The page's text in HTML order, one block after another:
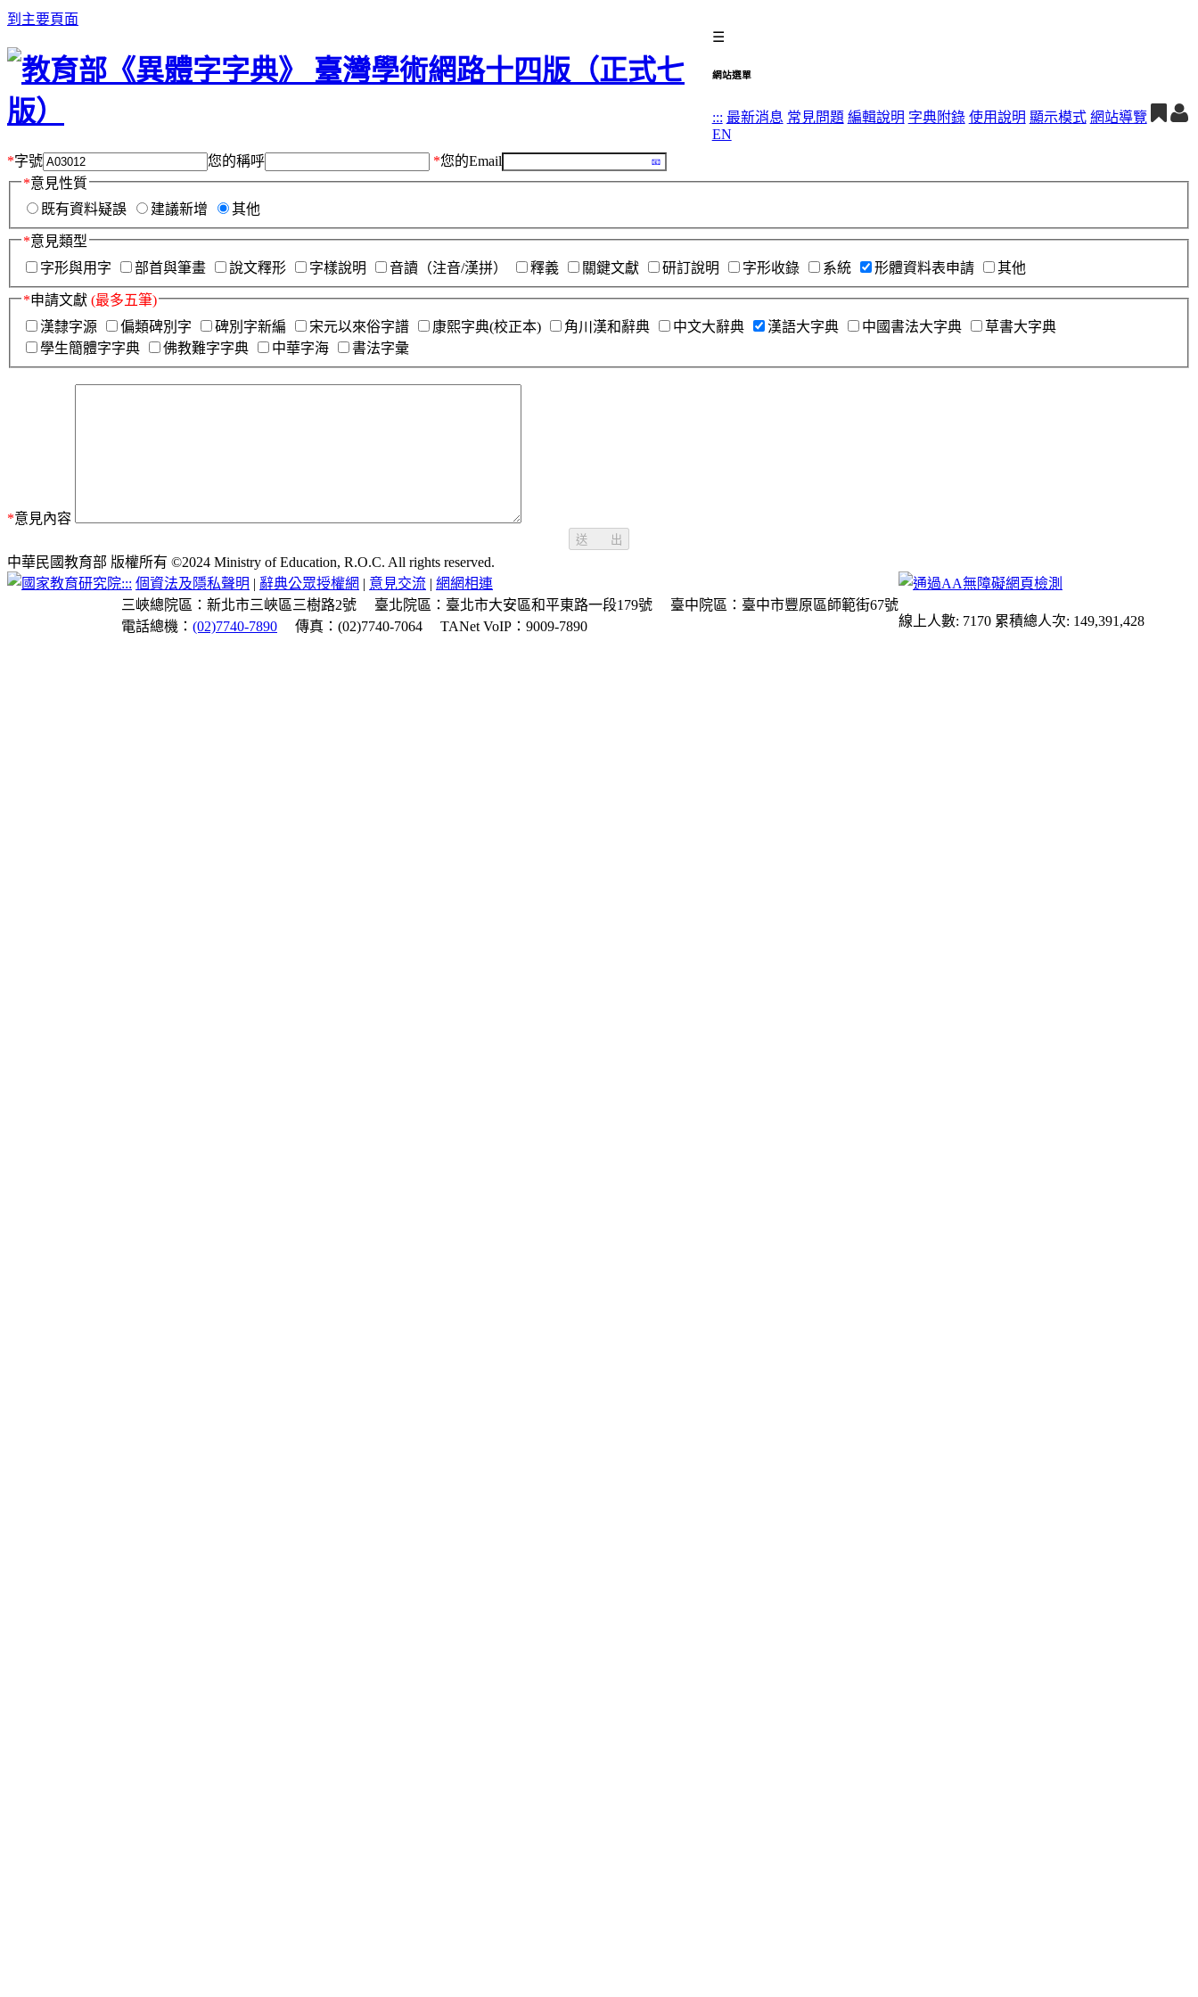
到主要頁面
☰
網站選單
::: 最新消息 常見問題 編輯說明 字典附錄 使用說明 顯示模式 網站導覽
EN
*字號 您的稱呼 *您的Email
*意見性質
既有資料疑誤
建議新增 其他
*意見類型
字形與用字
部首與筆畫 說文釋形 字樣說明 音讀（注音/漢拼） 釋義 關鍵文獻 研訂說明 字形收錄 系統 形體資料表申請 其他
*申請文獻 (最多五筆)
漢隸字源
偏類碑別字 碑別字新編 宋元以來俗字譜 康熙字典(校正本) 角川漢和辭典 中文大辭典 漢語大字典 中國書法大字典
草書大字典
學生簡體字字典
佛教難字字典 中華字海 書法字彙
*意見內容
送 出
中華民國教育部 版權所有 ©2024 Ministry of Education, R.O.C. All rights reserved.
::: 個資法及隱私聲明 | 辭典公眾授權網 | 意見交流 | 網網相連
三峽總院區：新北市三峽區三樹路2號
臺北院區：臺北市大安區和平東路一段179號
臺中院區：臺中市豐原區師範街67號
電話總機： (02)7740-7890 傳真：(02)7740-7064 TANet VoIP：9009-7890 線上人數: 7170 累積總人次: 149,391,428